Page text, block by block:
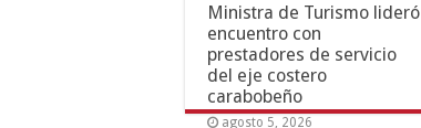
Ministra de Turismo lideró
encuentro con
prestadores de servicio
del eje costero
carabobeño
agosto 5, 2026